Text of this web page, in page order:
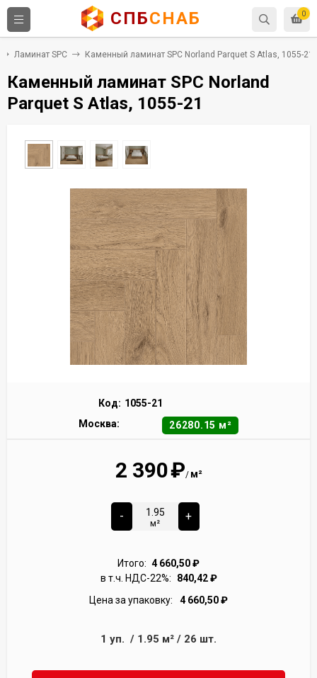
0
СПБСНАБ
Ламинат SPC Каменный ламинат SPC Norland Parquet S Atlas, 1055-21
Каменный ламинат SPC Norland
Parquet S Atlas, 1055-21
Код: 1055-21
Москва:
26280.15 м²
2 390₽/ м²
-
м²
+
Итого: 4 660,50₽
в т.ч. НДС-22%:
840,42₽
Цена за упаковку:
4 660,50₽
1 уп. / 1.95 м² / 26 шт.